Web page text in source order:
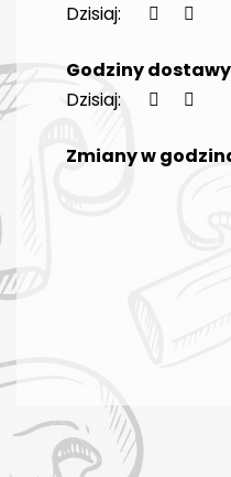
Dzisiaj:
Godziny
Dzisiaj:
Zmiany w